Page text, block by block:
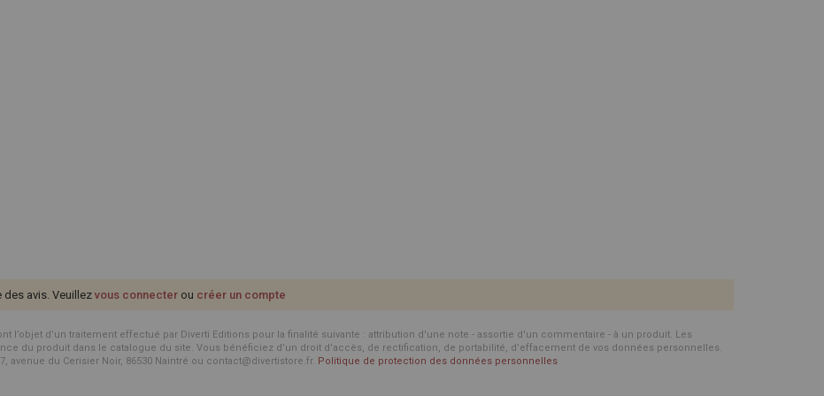
des avis. Veuillez vous connecter ou créer un compte
d’un traitement effectué par Diverti Editions pour la finalité suivante : attribution d'une note - assortie d'un commentaire - à un produit. Les
du produit dans le catalogue du site. Vous bénéficiez d’un droit d’accès, de rectification, de portabilité, d’effacement de vos données personnelles.
avenue du Cerisier Noir, 86530 Naintré ou contact@divertistore.fr. Politique de protection des données personnelles